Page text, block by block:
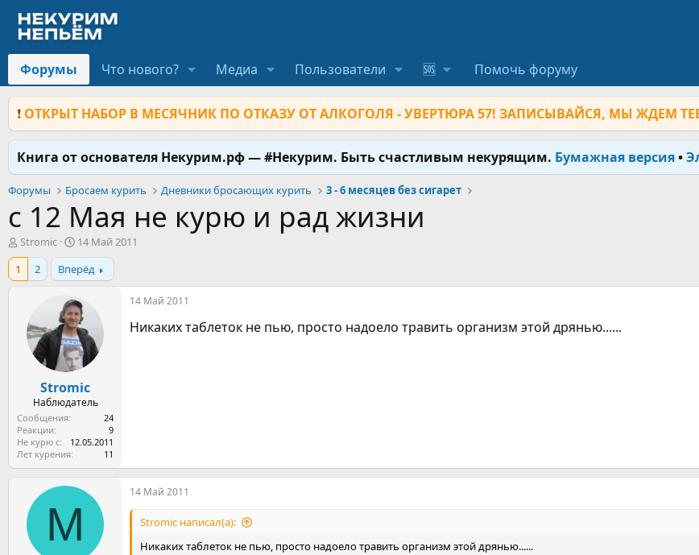
Форумы Что нового? Медиа Пользователи 🆘 Помочь форуму
❗ ОТКРЫТ НАБОР В МЕСЯЧНИК ПО ОТКАЗУ ОТ АЛКОГОЛЯ - УВЕРТЮРА 57! ЗАПИСЫВАЙСЯ, МЫ ЖДЕМ
Книга от основателя Некурим.рф — #Некурим. Быть счастливым некурящим. Бумажная версия•
Форумы Бросаем курить Дневники бросающих курить 3 - 6 месяцев без сигарет
с 12 Мая не курю и рад жизни
А
в
о
м
Stromic
Д
а
т
а
н
а
ч
а
л
а
14 Май 2011
1
2 Вперёд
Stromic
Наблюдатель
Сообщения
24
Реакции
9
Не курю с
12.05.2011
Лет курения
11
14 Май 2011
Никаких таблеток не пью, просто надоело травить организм этой дрянью......
M
14 Май 2011
Stromic написал(а):
Никаких таблеток не пью, просто надоело травить организм этой дрянью......